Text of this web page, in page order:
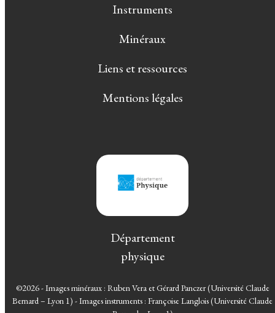
Instruments
Minéraux
Liens et ressources
Mentions légales
Département
physique
©2026 - Images minéraux : Ruben Vera et Gérard Panczer (Université Claude
Bernard – Lyon 1) - Images instruments : Françoise Langlois (Université Claude